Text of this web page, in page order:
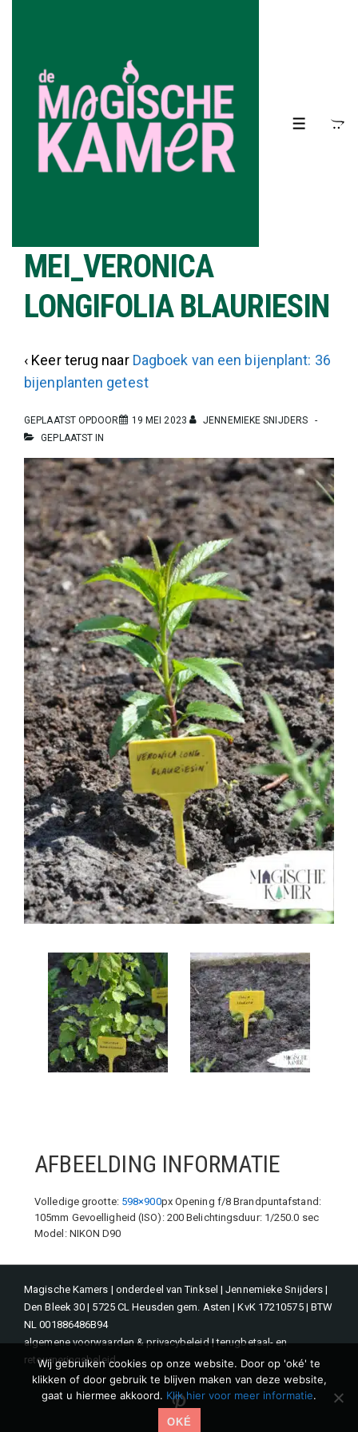
hoofdinhoud
MENU
MEI_VERONICA
LONGIFOLIA BLAURIESIN
‹ Keer terug naar Dagboek van een bijenplant: 36
bijenplanten getest
GEPLAATST OPDOOR 19 MEI 2023
JENNEMIEKE SNIJDERS
GEPLAATST IN
AFBEELDING INFORMATIE
Volledige grootte: 598×900px Opening f/8 Brandpuntafstand:
105mm Gevoelligheid (ISO): 200 Belichtingsduur: 1/250.0 sec
Model: NIKON D90
Magische Kamers | onderdeel van Tinksel | Jennemieke Snijders |
Den Bleek 30 | 5725 CL Heusden gem. Asten | KvK 17210575 | BTW
NL 001886486B94
algemene voorwaarden & privacybeleid|terugbetaal- en
retourneringsbeleid
Pinterest
Wij gebruiken cookies op onze website. Door op 'oké' te
klikken of door gebruik te blijven maken van deze website,
gaat u hiermee akkoord. Klik hier voor meer informatie.
OKÉ